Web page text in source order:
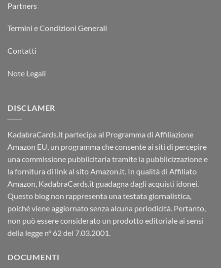
Partners
Termini e Condizioni Generali
Contatti
Note Legali
DISCLAMER
KadabraCards.it partecipa al Programma di Affiliazione
Amazon EU, un programma che consente ai siti di percepire
una commissione pubblicitaria tramite la pubblicizzazione e
la fornitura di link al sito Amazon.it. In qualità di Affiliato
Amazon, KadabraCards.it guadagna dagli acquisti idonei.
Questo blog non rappresenta una testata giornalistica,
poiché viene aggiornato senza alcuna periodicità. Pertanto,
non può essere considerato un prodotto editoriale ai sensi
della legge n° 62 del 7.03.2001.
DOCUMENTI